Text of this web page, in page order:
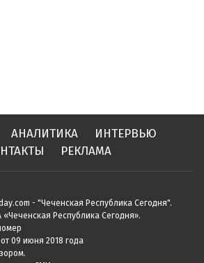
АНАЛИТИКА
ИНТЕРВЬЮ
РЕКЛАМА
- "Чеченcкая Республика Сегодня".
«Чеченская Республика Сегодня».
09 июня 2018 года